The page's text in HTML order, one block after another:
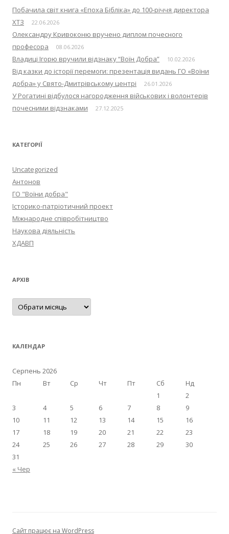
:Побачила світ книга «Епоха Бібліка» до 100-річчя директора
ХТЗ
22.06.2026
Олександру Кривоконю вручено диплом почесного
професора
08.06.2026
Владиці Ігорю вручили відзнаку “Воїн Добра” 10.02.2026
Від казки до історії перемоги: презентація видань ГО «Воїни
добра» у Свято-Дмитрівському центрі
26.01.2026
У Рогатині відбулося нагородження військових і волонтерів
почесними відзнаками
27.12.2025
КАТЕГОРІЇ
Uncategorized
Антонов
ГО "Воїни добра"
Історико-патріотичний проект
Міжнародне співробітництво
Наукова діяльність
ХДАВП
АРХІВ
А
х
КАЛЕНДАР
Серпень 2026
Пн
Вт Ср Чт Пт Сб Нд
« Чер
1
2
3
4 5 6 7 8
9
10
11 12 13 14 15
16
17
18 19 20 21 22
23
24
25 26 27 28 29
30
31
Сайт працює на WordPress